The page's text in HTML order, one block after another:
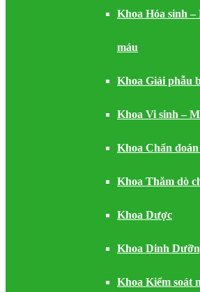
Khoa Hóa sinh –
máu
Khoa Giải phẫu
Khoa Vi sinh –
Khoa Chẩn
Khoa Thăm dò
Khoa Dược
Khoa Dinh
Khoa Kiểm soát